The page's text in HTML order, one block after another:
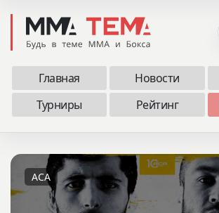
Главная Новости
Турниры
Рейтинг
ACA